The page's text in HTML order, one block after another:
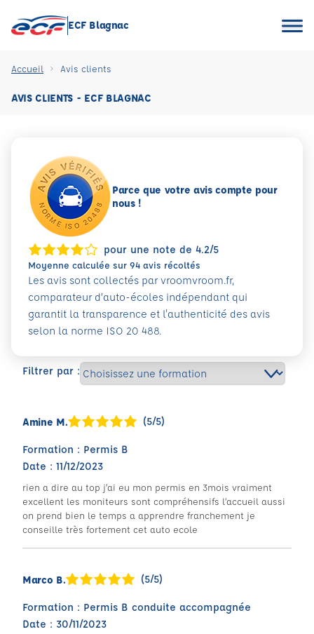
ECF Blagnac
Accueil Avis clients
AVIS CLIENTS - ECF BLAGNAC
Filtrer par :
Amine M. (5/5)
Formation : Permis B
Date : 11/12/2023
rien a dire au top j’ai eu mon permis en 3mois vraiment
excellent les moniteurs sont compréhensifs l’accueil aussi
on prend bien le temps a apprendre franchement je
conseille très fortement cet auto ecole
Marco B. (5/5)
Formation : Permis B conduite accompagnée
Date : 30/11/2023
Parce que votre avis compte pour
nous !
pour une note de 4.2/5
Moyenne calculée sur 94 avis récoltés
Les avis sont collectés par vroomvroom.fr,
comparateur d’auto-écoles indépendant qui
garantit la transparence et l'authenticité des avis
selon la norme ISO 20 488.